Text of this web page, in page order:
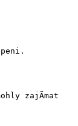
zajÃ­mat